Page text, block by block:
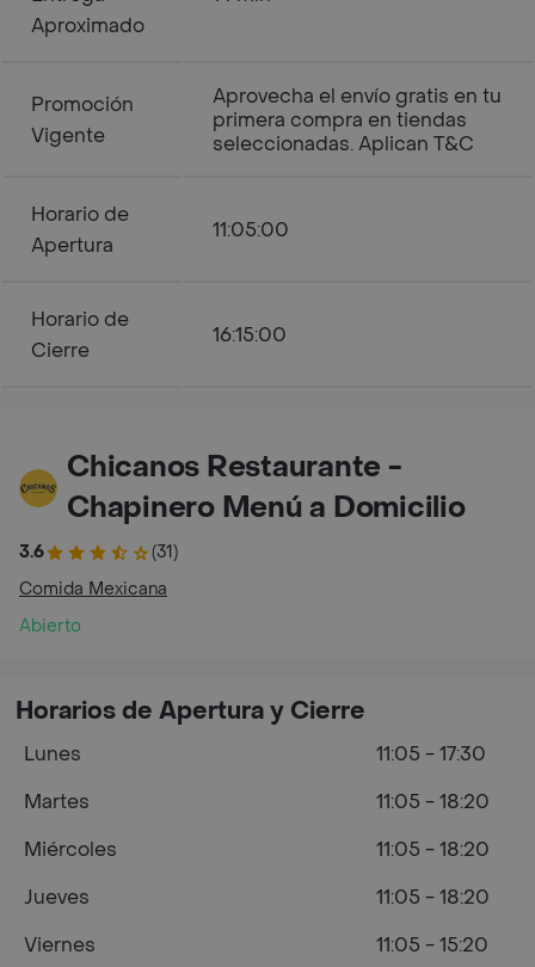
Aproximado
Promoción
Vigente
Aprovecha el envío gratis en tu
primera compra en tiendas
seleccionadas. Aplican T&C
Horario de
Apertura
11:05:00
Horario de
Cierre
16:15:00
Chicanos Restaurante -
Chapinero Menú a Domicilio
3.6
(31)
Comida Mexicana
Abierto
Horarios de Apertura y Cierre
Lunes
11:05 - 17:30
Martes
11:05 - 18:20
Miércoles
11:05 - 18:20
Jueves
11:05 - 18:20
Viernes
11:05 - 15:20